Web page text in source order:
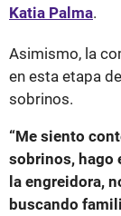
Katia Palma.
Asimismo, la
en esta etapa
sobrinos.
“Me siento
sobrinos, hago
la engreidora,
buscando